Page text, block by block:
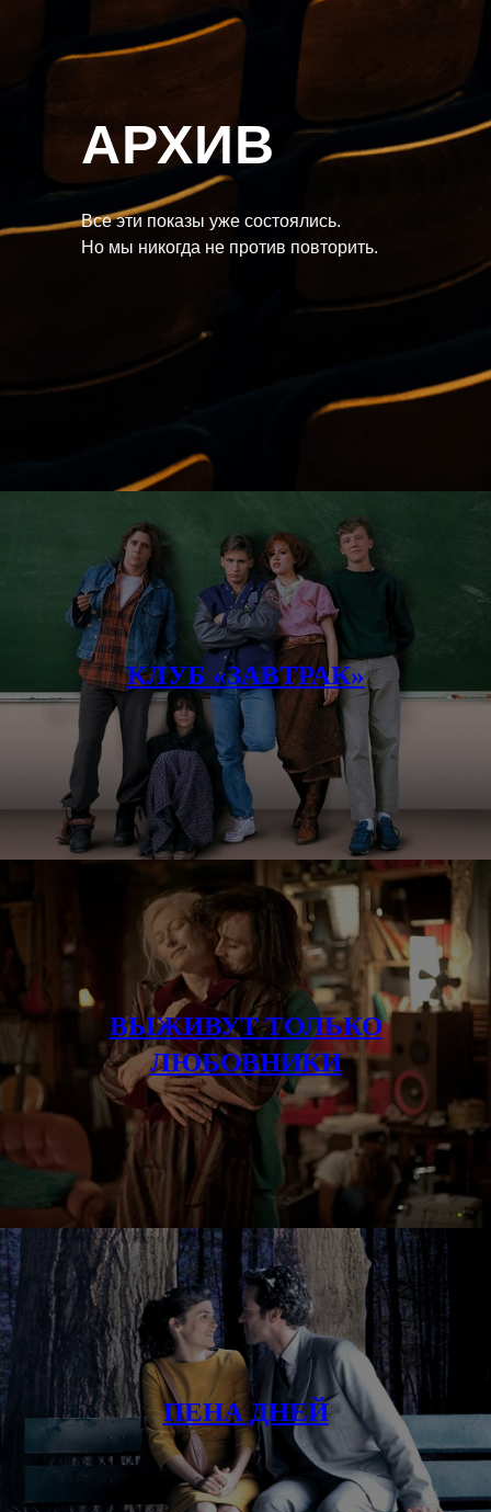
АРХИВ
Все эти показы уже состоялись.
Но мы никогда не против повторить.
КЛУБ «ЗАВТРАК»
ВЫЖИВУТ ТОЛЬКО
ЛЮБОВНИКИ
ПЕНА ДНЕЙ